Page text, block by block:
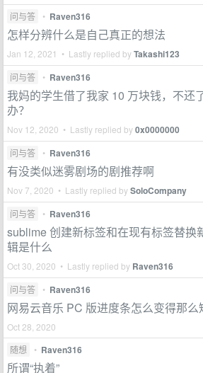
问与答 • Raven316
怎样分辨什么是自己真正的想法
Jan 12, 2021 • Lastly replied byTakashi123
问与答 • Raven316
我妈的学生借了我家 10 万块钱，不还
办？
Nov 12, 2020 • Lastly replied by0x0000000
问与答 • Raven316
有没类似迷雾剧场的剧推荐啊
Nov 7, 2020 • Lastly replied bySoloCompany
问与答 • Raven316
sublime 创建新标签和在现有标签替换
辑是什么
Oct 30, 2020 • Lastly replied by Raven316
问与答 • Raven316
网易云音乐 PC 版进度条怎么变得那么
Oct 28, 2020
随想
• Raven316
所谓“执着”